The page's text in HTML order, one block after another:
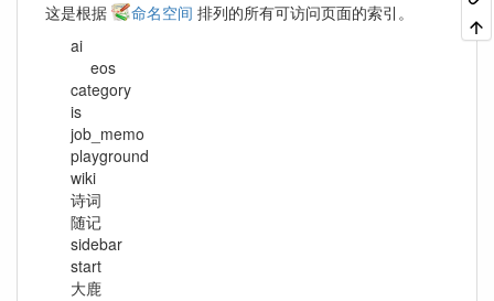
这是根据 命名空间 排列的所有可访问页面的索引。
ai
eos
category
is
job_memo
playground
wiki
诗词
随记
sidebar
start
大鹿